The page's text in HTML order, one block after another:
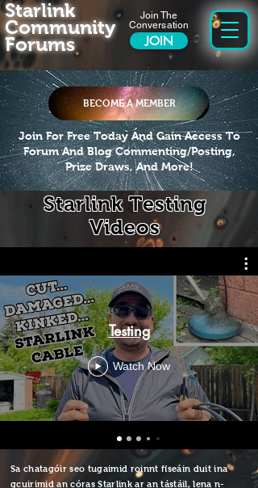
Join The
Conversation
JOIN
Starlink
Community
Forums
BECOME A MEMBER
Join For Free Today And Gain Access To
Forum And Blog Commenting/Posting,
Prize Draws, And More!
Starlink Testing
Videos
Testing
Watch Now
Sa chatagóir seo tugaimid roinnt físeáin duit ina
gcuirimid an córas Starlink ar an tástáil, lena n-